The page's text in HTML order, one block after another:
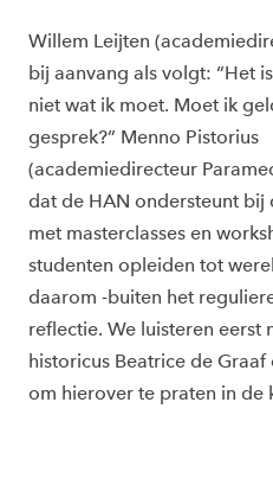
Willem Leijten
bij aanvang als volgt: “Het
niet wat ik moet. Moet ik
gesprek?” Menno Pistorius
(academiedirecteur
dat de HAN ondersteunt
met masterclasses en
studenten opleiden tot
daarom -buiten het
reflectie. We luisteren eerst
historicus Beatrice de
om hierover te praten in de